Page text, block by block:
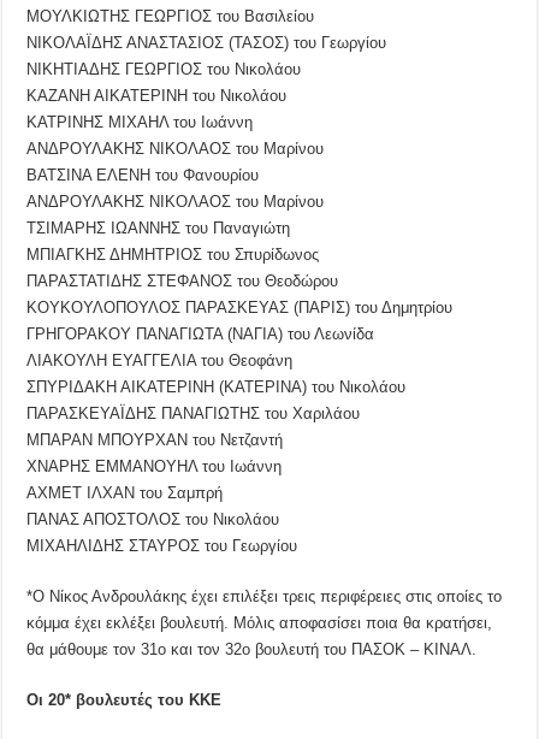
ΜΟΥΛΚΙΩΤΗΣ ΓΕΩΡΓΙΟΣ του Βασιλείου
ΝΙΚΟΛΑΪΔΗΣ ΑΝΑΣΤΑΣΙΟΣ (ΤΑΣΟΣ) του Γεωργίου
ΝΙΚΗΤΙΑΔΗΣ ΓΕΩΡΓΙΟΣ του Νικολάου
ΚΑΖΑΝΗ ΑΙΚΑΤΕΡΙΝΗ του Νικολάου
ΚΑΤΡΙΝΗΣ ΜΙΧΑΗΛ του Ιωάννη
ΑΝΔΡΟΥΛΑΚΗΣ ΝΙΚΟΛΑΟΣ του Μαρίνου
ΒΑΤΣΙΝΑ ΕΛΕΝΗ του Φανουρίου
ΑΝΔΡΟΥΛΑΚΗΣ ΝΙΚΟΛΑΟΣ του Μαρίνου
ΤΣΙΜΑΡΗΣ ΙΩΑΝΝΗΣ του Παναγιώτη
ΜΠΙΑΓΚΗΣ ΔΗΜΗΤΡΙΟΣ του Σπυρίδωνος
ΠΑΡΑΣΤΑΤΙΔΗΣ ΣΤΕΦΑΝΟΣ του Θεοδώρου
ΚΟΥΚΟΥΛΟΠΟΥΛΟΣ ΠΑΡΑΣΚΕΥΑΣ (ΠΑΡΙΣ) του Δημητρίου
ΓΡΗΓΟΡΑΚΟΥ ΠΑΝΑΓΙΩΤΑ (ΝΑΓΙΑ) του Λεωνίδα
ΛΙΑΚΟΥΛΗ ΕΥΑΓΓΕΛΙΑ του Θεοφάνη
ΣΠΥΡΙΔΑΚΗ ΑΙΚΑΤΕΡΙΝΗ (ΚΑΤΕΡΙΝΑ) του Νικολάου
ΠΑΡΑΣΚΕΥΑΪΔΗΣ ΠΑΝΑΓΙΩΤΗΣ του Χαριλάου
ΜΠΑΡΑΝ ΜΠΟΥΡΧΑΝ του Νετζαντή
ΧΝΑΡΗΣ ΕΜΜΑΝΟΥΗΛ του Ιωάννη
ΑΧΜΕΤ ΙΛΧΑΝ του Σαμπρή
ΠΑΝΑΣ ΑΠΟΣΤΟΛΟΣ του Νικολάου
ΜΙΧΑΗΛΙΔΗΣ ΣΤΑΥΡΟΣ του Γεωργίου
*Ο Νίκος Ανδρουλάκης έχει επιλέξει τρεις περιφέρειες στις οποίες το
κόμμα έχει εκλέξει βουλευτή. Μόλις αποφασίσει ποια θα κρατήσει,
θα μάθουμε τον 31ο και τον 32ο βουλευτή του ΠΑΣΟΚ – ΚΙΝΑΛ.
Οι 20* βουλευτές του ΚΚΕ